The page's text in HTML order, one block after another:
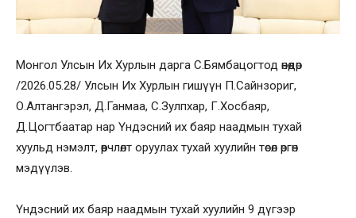
Монгол Улсын Их Хурлын дарга С.Бямбацогтод өнөөдөр
/2026.05.28/ Улсын Их Хурлын гишүүн П.Сайнзориг,
О.Алтангэрэл, Д.Ганмаа, С.Зулпхар, Г.Хосбаяр,
Д.Цогтбаатар нар Үндэсний их баяр наадмын тухай
хуульд нэмэлт, өөрчлөлт оруулах тухай хуулийн төсөл өргөн
мэдүүлэв.
Үндэсний их баяр наадмын тухай хуулийн 9 дүгээр